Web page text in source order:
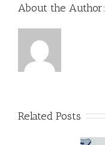
About the Author:
Related Posts